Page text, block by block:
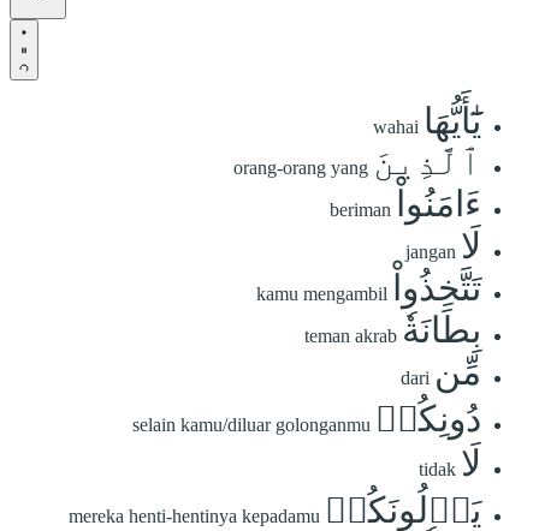
يَٰٓأَيُّهَا wahai
ٱلَّذِينَ orang-orang yang
ءَامَنُواْ beriman
لَا jangan
تَتَّخِذُواْ kamu mengambil
بِطَانَةٗ teman akrab
مِّن dari
دُونِكُمۡ selain kamu/diluar golonganmu
لَا tidak
يَأۡلُونَكُمۡ mereka henti-hentinya kepadamu